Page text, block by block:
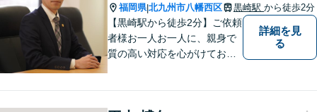
福岡県|北九州市八幡西区 黒崎駅 から徒歩2分
【黒崎駅から徒歩2分】ご依頼
者様お一人お一人に、親身で
質の高い対応を心がけており
詳細を見
る